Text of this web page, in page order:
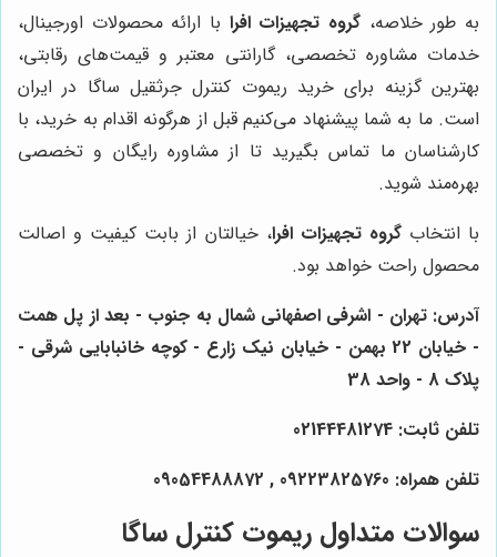
به طور خلاصه، گروه تجهیزات افرا با ارائه محصولات اورجینال،
خدمات مشاوره تخصصی، گارانتی معتبر و قیمت‌های رقابتی،
بهترین گزینه برای خرید ریموت کنترل جرثقیل ساگا در ایران
است. ما به شما پیشنهاد می‌کنیم قبل از هرگونه اقدام به خرید، با
کارشناسان ما تماس بگیرید تا از مشاوره رایگان و تخصصی
بهره‌مند شوید.
با انتخابگروه تجهیزات افرا، خیالتان از بابت کیفیت و اصالت
محصول راحت خواهد بود.
آدرس: تهران - اشرفی اصفهانی شمال به جنوب - بعد از پل همت
- خیابان 22 بهمن - خیابان نیک زارع - کوچه خانبابایی شرقی -
پلاک 8 - واحد 38
تلفن ثابت: 02144481274
تلفن همراه: 09223825760 , 09054488872
سوالات متداول ریموت کنترل ساگا